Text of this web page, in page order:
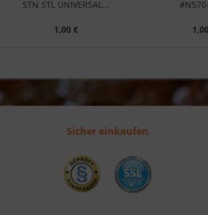
STN STL UNIVERSAL...
1,00 €
Sicher einkaufen